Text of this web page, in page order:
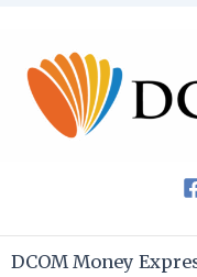
DCOM Money